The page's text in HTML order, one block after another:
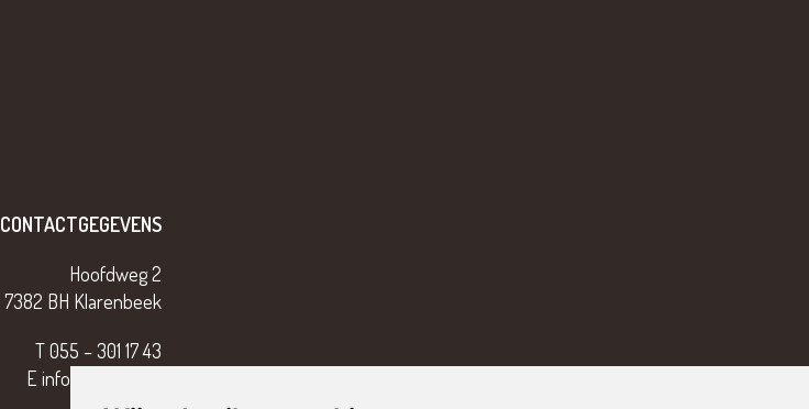
CONTACTGEGEVENS
Hoofdweg 2
7382 BH Klarenbeek
T055 – 301 17 43
Einfo@tterriele.nl